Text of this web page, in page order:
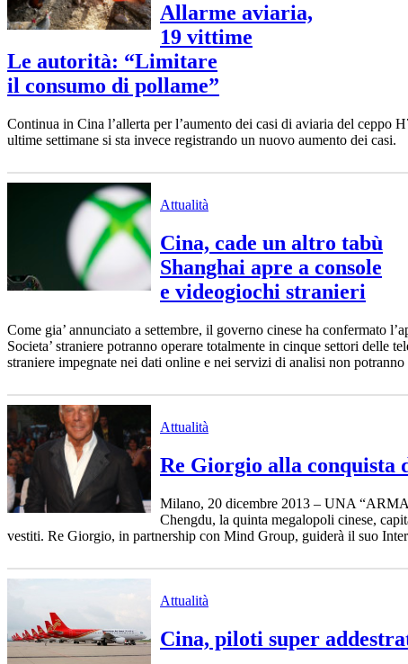
Allarme aviaria,
19 vittime
Le autorità: “Limitare
il consumo di pollame”
Continua in Cina l’allerta per l’aumento dei casi di aviaria del ceppo
ultime settimane si sta invece registrando un nuovo aumento dei casi.
Attualità
Cina, cade un altro tabù
Shanghai apre a console
e videogiochi stranieri
Come gia’ annunciato a settembre, il governo cinese ha confermato
Societa’ straniere potranno operare totalmente in cinque settori delle
straniere impegnate nei dati online e nei servizi di analisi non
Attualità
Re Giorgio alla conquista
Milano, 20 dicembre 2013 – UNA
Chengdu, la quinta megalopoli cinese,
vestiti. Re Giorgio, in partnership con Mind Group, guiderà il suo
Attualità
Cina, piloti super